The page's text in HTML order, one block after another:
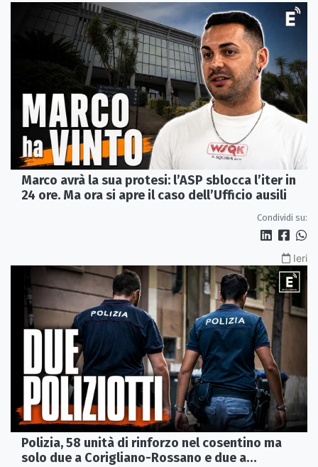
Marco avrà la sua protesi: l’ASP sblocca l’iter in
24 ore. Ma ora si apre il caso dell’Ufficio ausili
Condividi su:
Ieri
Polizia, 58 unità di rinforzo nel cosentino ma
solo due a Corigliano-Rossano e due a